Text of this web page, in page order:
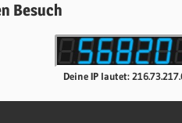
Besuch
Deine IP lautet: